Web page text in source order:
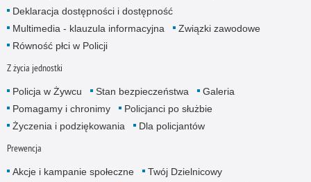
Deklaracja dostępności i dostępność
Multimedia - klauzula informacyjna
Związki zawodowe
Równość płci w Policji
Z życia jednostki
Policja w Żywcu Stan bezpieczeństwa
Galeria
Pomagamy i chronimy
Policjanci po służbie
Życzenia i podziękowania
Dla policjantów
Prewencja
Akcje i kampanie społeczne
Twój Dzielnicowy